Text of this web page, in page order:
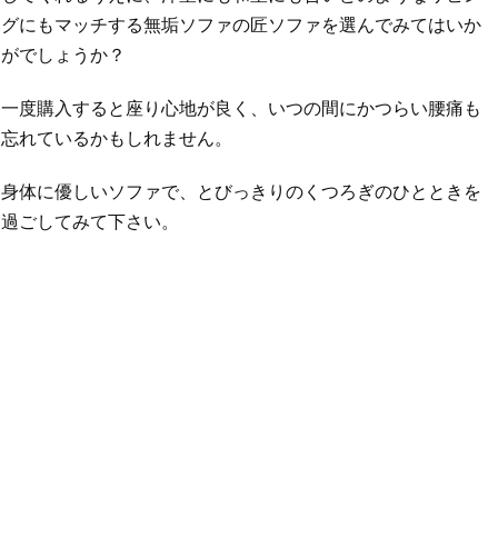
グにもマッチする無垢ソファの匠ソファを選んでみてはいか
がでしょうか？
一度購入すると座り心地が良く、いつの間にかつらい腰痛も
忘れているかもしれません。
身体に優しいソファで、とびっきりのくつろぎのひとときを
過ごしてみて下さい。